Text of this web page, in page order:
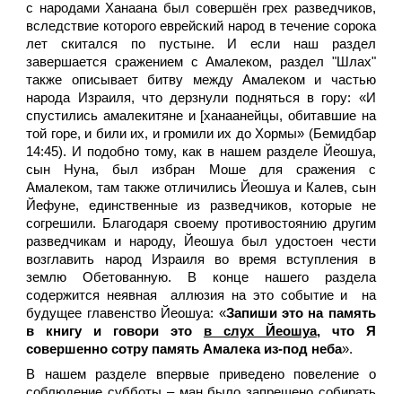
с народами Ханаана был совершён грех разведчиков,
вследствие которого еврейский народ в течение сорока
лет скитался по пустыне. И если наш раздел
завершается сражением с Амалеком, раздел "Шлах"
также описывает битву между Амалеком и частью
народа Израиля, что дерзнули подняться в гору: «И
спустились амалекитяне и [ханаанейцы, обитавшие на
той горе, и били их, и громили их до Хормы» (Бемидбар
14:45). И подобно тому, как в нашем разделе Йеошуа,
сын Нуна, был избран Моше для сражения с
Амалеком, там также отличились Йеошуа и Калев, сын
Йефуне, единственные из разведчиков, которые не
согрешили. Благодаря своему противостоянию другим
разведчикам и народу, Йеошуа был удостоен чести
возглавить народ Израиля во время вступления в
землю Обетованную. В конце нашего раздела
содержится неявная аллюзия на это событие и на
будущее главенство Йеошуа: «Запиши это на память
в книгу и говори это в слух Йеошуа, что Я
совершенно сотру память Амалека из-под неба».
В нашем разделе впервые приведено повеление о